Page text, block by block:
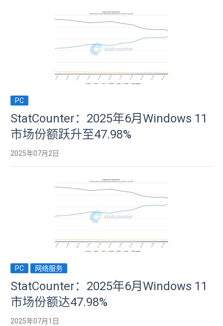
PC
StatCounter：2025年6月Windows 11
市场份额跃升至47.98%
2025年07月2日
PC 网络服务
StatCounter：2025年6月Windows 11
市场份额达47.98%
2025年07月1日